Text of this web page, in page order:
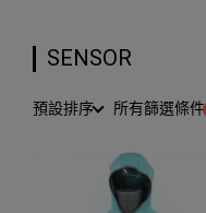
SENSOR
預設排序 所有篩選條件